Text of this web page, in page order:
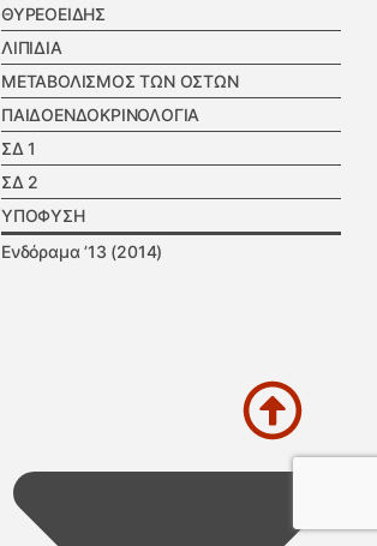
ΘΥΡΕΟΕΙΔΗΣ
ΛΙΠΙΔΙΑ
ΜΕΤΑΒΟΛΙΣΜΟΣ ΤΩΝ ΟΣΤΩΝ
ΠΑΙΔΟΕΝΔΟΚΡΙΝΟΛΟΓΙΑ
ΣΔ 1
ΣΔ 2
ΥΠΟΦΥΣΗ
Ενδόραμα ’13 (2014)